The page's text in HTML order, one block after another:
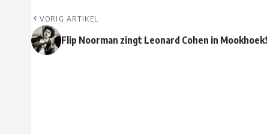
VORIG ARTIKEL
Flip Noorman zingt Leonard Cohen in Mookhoek!